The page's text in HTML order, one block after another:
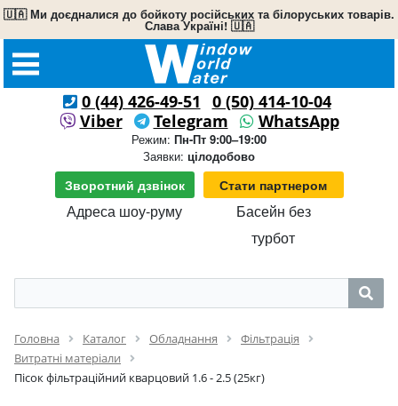
🇺🇦 Ми доєдналися до бойкоту російських та білоруських товарів.
Слава Україні! 🇺🇦
0 (44) 426-49-51
0 (50) 414-10-04
Viber
Telegram WhatsApp
Режим: Пн-Пт 9:00–19:00
Заявки: цілодобово
Зворотний дзвінок Стати партнером
Адреса шоу-руму
Басейн без
турбот
Головна Каталог Обладнання
Фільтрація
Витратні матеріали
Пісок фільтраційний кварцовий 1.6 - 2.5 (25кг)